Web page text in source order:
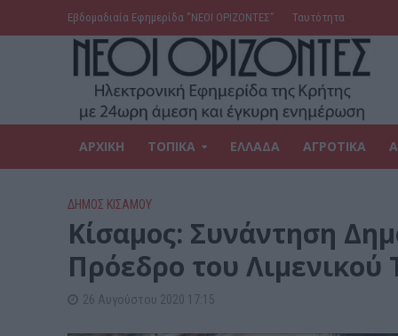
Εβδομαδιαία Εφημερίδα ‘’ΝΕΟΙ ΟΡΙΖΟΝΤΕΣ’’ Ταυτότητα
ΑΡΧΙΚΗ ΤΟΠΙΚΑ ΕΛΛΑΔΑ ΑΓΡΟΤΙΚΑ
ΔΉΜΟΣ ΚΙΣΆΜΟΥ
Κίσαμος: Συνάντηση
Πρόεδρο του
26 Αυγούστου 2020 17:15